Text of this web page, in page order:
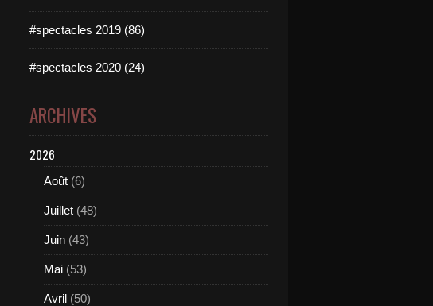
#spectacles 2019 (86)
#spectacles 2020 (24)
ARCHIVES
2026
Août (6)
Juillet (48)
Juin (43)
Mai (53)
Avril (50)